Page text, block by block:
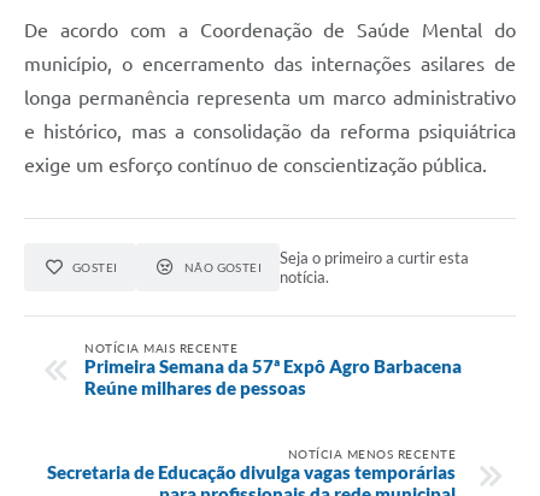
De acordo com a Coordenação de Saúde Mental do
município, o encerramento das internações asilares de
longa permanência representa um marco administrativo
e histórico, mas a consolidação da reforma psiquiátrica
exige um esforço contínuo de conscientização pública.
GOSTEI NÃO GOSTEI
Seja o primeiro a curtir esta
notícia.
NOTÍCIA MAIS RECENTE
Primeira Semana da 57ª Expô Agro Barbacena
Reúne milhares de pessoas
NOTÍCIA MENOS RECENTE
Secretaria de Educação divulga vagas temporárias